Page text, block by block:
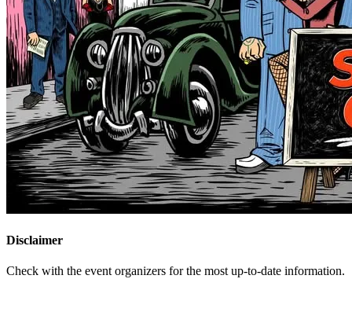
Disclaimer
Check with the event organizers for the most up-to-date information.